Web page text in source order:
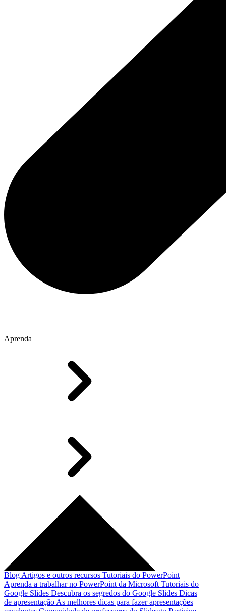
Aprenda
Blog Artigos e outros recursos Tutoriais do PowerPoint
Aprenda a trabalhar no PowerPoint da Microsoft Tutoriais do
Google Slides Descubra os segredos do Google Slides Dicas
de apresentação As melhores dicas para fazer apresentações